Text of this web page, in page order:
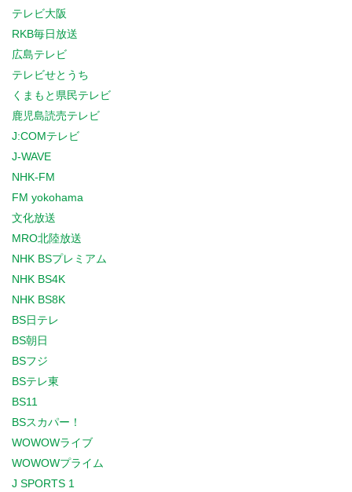
テレビ大阪
RKB毎日放送
広島テレビ
テレビせとうち
くまもと県民テレビ
鹿児島読売テレビ
J:COMテレビ
J-WAVE
NHK-FM
FM yokohama
文化放送
MRO北陸放送
NHK BSプレミアム
NHK BS4K
NHK BS8K
BS日テレ
BS朝日
BSフジ
BSテレ東
BS11
BSスカパー！
WOWOWライブ
WOWOWプライム
J SPORTS 1